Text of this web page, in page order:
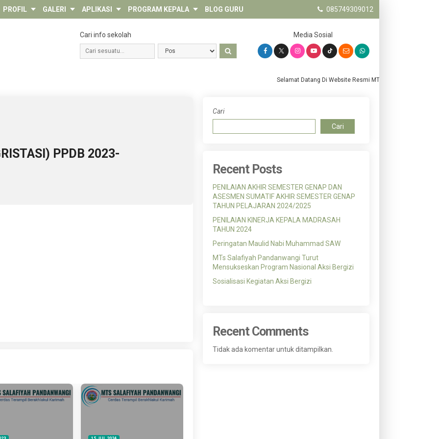
PROFIL GALERI APLIKASI PROGRAM KEPALA BLOG GURU 085749309012
Cari info sekolah Media Sosial
Selamat Datang Di Website Resmi MTs. Salafiyah
PPDB 2023-
Cari
Cari
Recent Posts
PENILAIAN AKHIR SEMESTER GENAP DAN
ASESMEN SUMATIF AKHIR SEMESTER GENAP
TAHUN PELAJARAN 2024/2025
PENILAIAN KINERJA KEPALA MADRASAH
TAHUN 2024
Peringatan Maulid Nabi Muhammad SAW
MTs Salafiyah Pandanwangi Turut
Mensukseskan Program Nasional Aksi Bergizi
Sosialisasi Kegiatan Aksi Bergizi
Recent Comments
Tidak ada komentar untuk ditampilkan.